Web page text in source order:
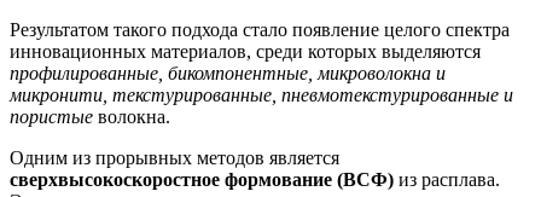
Результатом такого подхода стало появление целого спектра
инновационных материалов, среди которых выделяются
профилированные, бикомпонентные, микроволокна и
микронити, текстурированные, пневмотекстурированные и
пористые волокна.
Одним из прорывных методов является
сверхвысокоскоростное формование (ВСФ) из расплава.